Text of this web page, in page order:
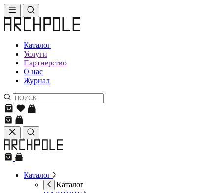
Каталог
Услуги
Партнерство
О нас
Журнал
Каталог
Каталог